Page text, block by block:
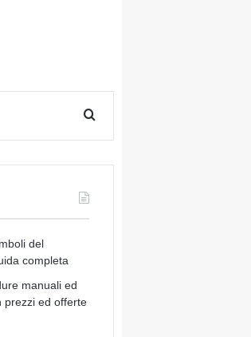
del
completa
manuali ed
prezzi ed offerte